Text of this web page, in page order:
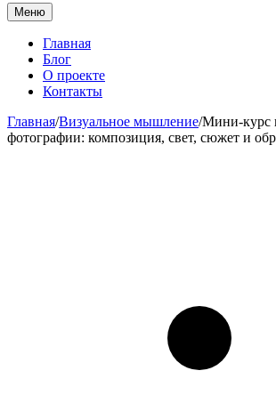
Меню
Главная
Блог
О проекте
Контакты
Главная/Визуальное мышление/Мини-курс
фотографии: композиция, свет, сюжет и